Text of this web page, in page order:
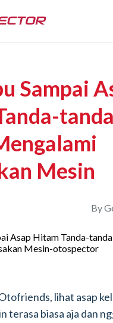
Sampai
tanda
Mesin
By
lihat asap
terasa biasa aja dan